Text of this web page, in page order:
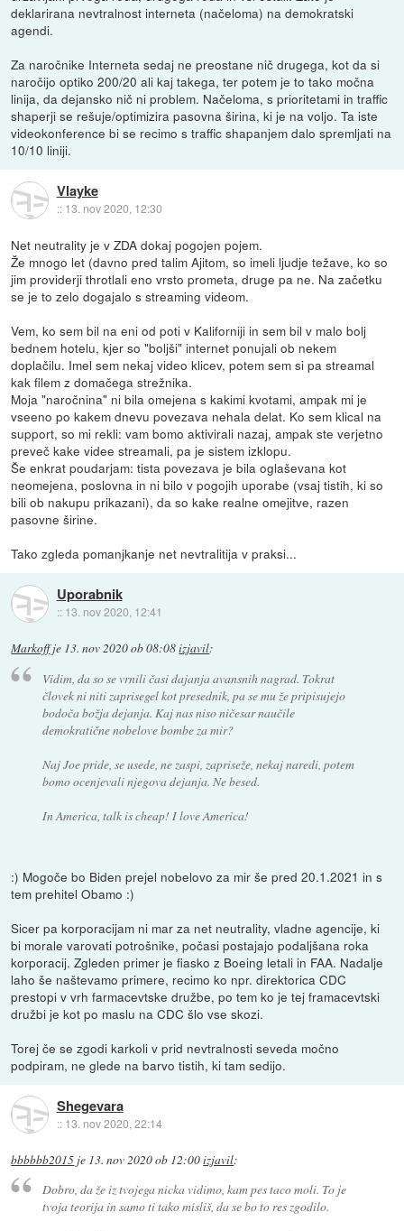
deklarirana nevtralnost interneta (načeloma) na demokratski
agendi.
Za naročnike Interneta sedaj ne preostane nič drugega, kot da si
naročijo optiko 200/20 ali kaj takega, ter potem je to tako močna
linija, da dejansko nič ni problem. Načeloma, s prioritetami in traffic
shaperji se rešuje/optimizira pasovna širina, ki je na voljo. Ta iste
videokonference bi se recimo s traffic shapanjem dalo spremljati na
10/10 liniji.
Vlayke
:: 13. nov 2020, 12:30
Net neutrality je v ZDA dokaj pogojen pojem.
Že mnogo let (davno pred talim Ajitom, so imeli ljudje težave, ko so
jim providerji throtlali eno vrsto prometa, druge pa ne. Na začetku
se je to zelo dogajalo s streaming videom.
Vem, ko sem bil na eni od poti v Kaliforniji in sem bil v malo bolj
bednem hotelu, kjer so "boljši" internet ponujali ob nekem
doplačilu. Imel sem nekaj video klicev, potem sem si pa streamal
kak filem z domačega strežnika.
Moja "naročnina" ni bila omejena s kakimi kvotami, ampak mi je
vseeno po kakem dnevu povezava nehala delat. Ko sem klical na
support, so mi rekli: vam bomo aktivirali nazaj, ampak ste verjetno
preveč kake videe streamali, pa je sistem izklopu.
Še enkrat poudarjam: tista povezava je bila oglaševana kot
neomejena, poslovna in ni bilo v pogojih uporabe (vsaj tistih, ki so
bili ob nakupu prikazani), da so kake realne omejitve, razen
pasovne širine.
Tako zgleda pomanjkanje net nevtralitija v praksi...
Uporabnik
:: 13. nov 2020, 12:41
Markoffje 13. nov 2020 ob 08:08izjavil:
Vidim, da so se vrnili časi dajanja avansnih nagrad. Tokrat
človek ni niti zaprisegel kot presednik, pa se mu že pripisujejo
bodoča božja dejanja. Kaj nas niso ničesar naučile
demokratične nobelove bombe za mir?
Naj Joe pride, se usede, ne zaspi, zapriseže, nekaj naredi, potem
bomo ocenjevali njegova dejanja. Ne besed.
In America, talk is cheap! I love America!
:) Mogoče bo Biden prejel nobelovo za mir še pred 20.1.2021 in s
tem prehitel Obamo :)
Sicer pa korporacijam ni mar za net neutrality, vladne agencije, ki
bi morale varovati potrošnike, počasi postajajo podaljšana roka
korporacij. Zgleden primer je fiasko z Boeing letali in FAA. Nadalje
laho še naštevamo primere, recimo ko npr. direktorica CDC
prestopi v vrh farmacevtske družbe, po tem ko je tej framacevtski
družbi je kot po maslu na CDC šlo vse skozi.
Torej če se zgodi karkoli v prid nevtralnosti seveda močno
podpiram, ne glede na barvo tistih, ki tam sedijo.
Shegevara
:: 13. nov 2020, 22:14
bbbbbb2015 je 13. nov 2020 ob 12:00izjavil:
Dobro, da že iz tvojega nicka vidimo, kam pes taco moli. To je
tvoja teorija in samo ti tako misliš, da se bo to res zgodilo.